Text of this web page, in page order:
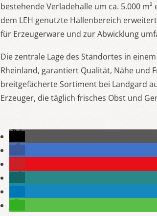
bestehende Verladehalle um ca. 5.000
dem LEH genutzte Hallenbereich
für Erzeugerware und zur Abwicklung
Die zentrale Lage des Standortes in
Rheinland, garantiert Qualität, Nähe und
breitgefächerte Sortiment bei Landgard
Erzeuger, die täglich frisches Obst und